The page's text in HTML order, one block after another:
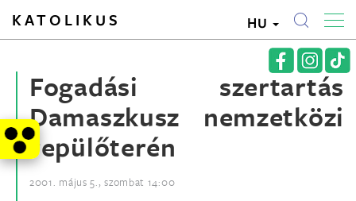
KATOLIKUS HU
Fogadási szertartás
Damaszkusz nemzetközi
repülőterén
2001. május 5., szombat 14:00